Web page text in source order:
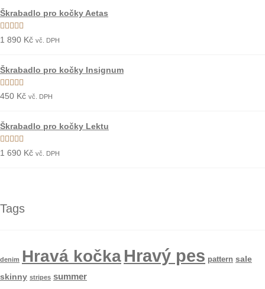
Škrabadlo pro kočky Aetas
Hodnocení
1 890 Kč vč. DPH
Škrabadlo pro kočky Insignum
Hodnocení
450 Kč vč. DPH
Škrabadlo pro kočky Lektu
Hodnocení
1 690 Kč vč. DPH
Tags
denim Hravá kočkaHravý pes pattern sale
skinny stripes summer